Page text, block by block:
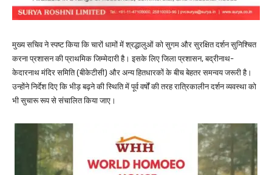
मुख्य सचिव ने स्पष्ट किया कि चारों धामों में श्रद्धालुओं को सुगम और सुरक्षित दर्शन सुनिश्चित
करना प्रशासन की प्राथमिक जिम्मेदारी है। इसके लिए जिला प्रशासन, बद्रीनाथ-
केदारनाथ मंदिर समिति (बीकेटीसी) और अन्य हितधारकों के बीच बेहतर समन्वय जरूरी है।
उन्होंने निर्देश दिए कि भीड़ बढ़ने की स्थिति में पूर्व वर्षों की तरह रात्रिकालीन दर्शन व्यवस्था को
भी सुचारू रूप से संचालित किया जाए।